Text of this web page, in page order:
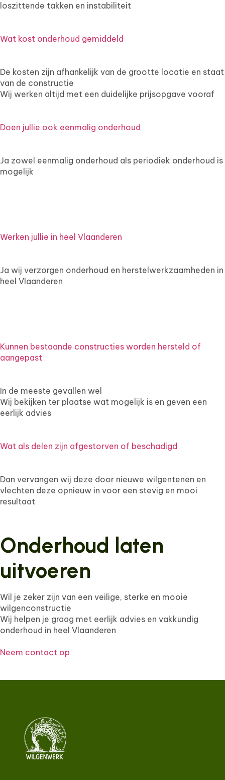
loszittende takken en instabiliteit
Wat kost onderhoud gemiddeld
De kosten zijn afhankelijk van de grootte locatie en staat
van de constructie
Wij werken altijd met een duidelijke prijsopgave vooraf
Doen jullie ook eenmalig onderhoud
Ja zowel eenmalig onderhoud als periodiek onderhoud is
mogelijk
Werken jullie in heel Vlaanderen
Ja wij verzorgen onderhoud en herstelwerkzaamheden in
heel Vlaanderen
Kunnen bestaande constructies worden hersteld of
aangepast
In de meeste gevallen wel
Wij bekijken ter plaatse wat mogelijk is en geven een
eerlijk advies
Wat als delen zijn afgestorven of beschadigd
Dan vervangen wij deze door nieuwe wilgentenen en
vlechten deze opnieuw in voor een stevig en mooi
resultaat
Onderhoud laten
uitvoeren
Wil je zeker zijn van een veilige, sterke en mooie
wilgenconstructie
Wij helpen je graag met eerlijk advies en vakkundig
onderhoud in heel Vlaanderen
Neem contact op